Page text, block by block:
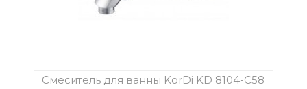
Смеситель для ванны KorDi KD 8104-C58